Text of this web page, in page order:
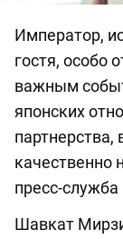
Император,
гостя, особо
важным
японских
качественно
пресс-
Шавкат